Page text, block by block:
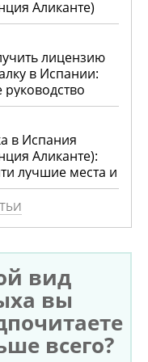
Аликанте)
лицензию
в Испании:
в Испания
Аликанте):
лучшие места и
вид
вы
всего?